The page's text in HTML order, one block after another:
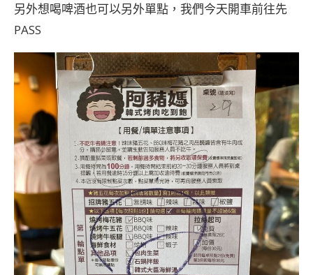
另外想喝啤酒也可以另外單點，我們今天開車前往先
PASS